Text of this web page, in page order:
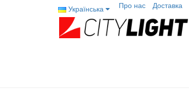
Українська Про нас Доставка